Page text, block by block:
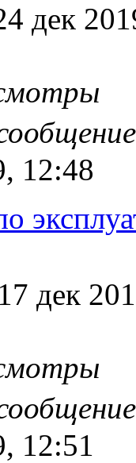
дек
12:48
17 дек
12:51